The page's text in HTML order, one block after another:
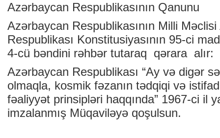
Azərbaycan Respublikasının Qanunu
Azərbaycan Respublikasının Milli
Respublikası Konstitusiyasının 95-ci
4-cü bəndini rəhbər tutaraq qərara alır:
Azərbaycan Respublikası “Ay və digər
olmaqla, kosmik fəzanın tədqiqi və
fəaliyyət prinsipləri haqqında” 1967-ci il
imzalanmış Müqaviləyə qoşulsun.